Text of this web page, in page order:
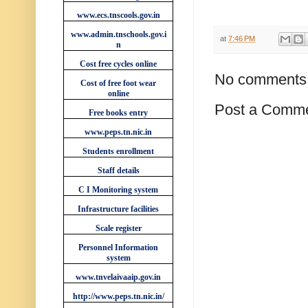
at 7:46 PM
No
Post a
www.ecs.tnscools.gov.in
www.admin.tnschools.gov.i
n
Cost free cycles online
Cost of free foot wear
online
Free books entry
www.peps.tn.nic.in
Students enrollment
Staff details
C I Monitoring system
Infrastructure facilities
Scale register
Personnel Information
system
www.tnvelaivaaip.gov.in
http://www.peps.tn.nic.in/